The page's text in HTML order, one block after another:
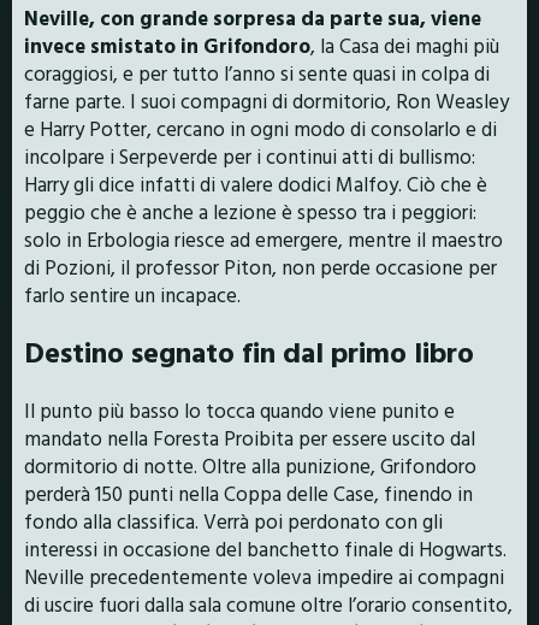
Neville, con grande sorpresa da parte sua, viene
invece smistato in Grifondoro, la Casa dei maghi più
coraggiosi, e per tutto l’anno si sente quasi in colpa di
farne parte. I suoi compagni di dormitorio, Ron Weasley
e Harry Potter, cercano in ogni modo di consolarlo e di
incolpare i Serpeverde per i continui atti di bullismo:
Harry gli dice infatti di valere dodici Malfoy. Ciò che è
peggio che è anche a lezione è spesso tra i peggiori:
solo in Erbologia riesce ad emergere, mentre il maestro
di Pozioni, il professor Piton, non perde occasione per
farlo sentire un incapace.
Destino segnato fin dal primo libro
Il punto più basso lo tocca quando viene punito e
mandato nella Foresta Proibita per essere uscito dal
dormitorio di notte. Oltre alla punizione, Grifondoro
perderà 150 punti nella Coppa delle Case, finendo in
fondo alla classifica. Verrà poi perdonato con gli
interessi in occasione del banchetto finale di Hogwarts.
Neville precedentemente voleva impedire ai compagni
di uscire fuori dalla sala comune oltre l’orario consentito,